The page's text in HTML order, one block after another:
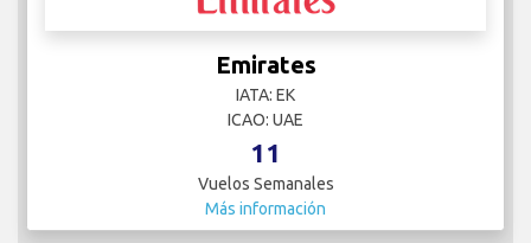
Emirates
IATA: EK
ICAO: UAE
11
Vuelos Semanales
Más información